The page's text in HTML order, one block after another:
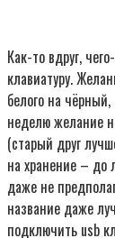
Как-то вдруг,
клавиатуру.
белого на
неделю желание
(старый друг
на хранение – до
даже не
название даже
подключить usb